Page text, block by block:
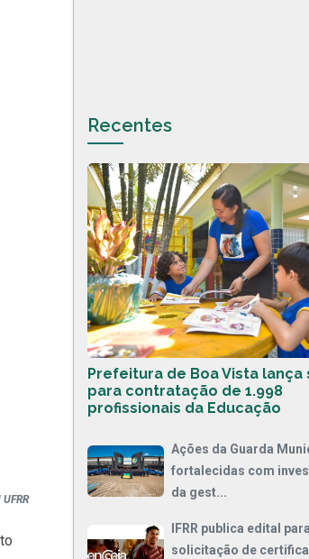
Recentes
Prefeitura de Boa Vista lança
para contratação de 1.998
profissionais da Educação
Ações da Guarda
fortalecidas com
da gest...
IFRR publica edital para
solicitação de